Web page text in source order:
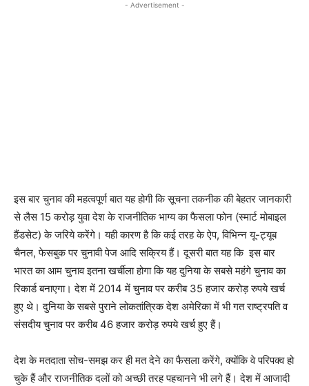
- Advertisement -
इस बार चुनाव की महत्वपूर्ण बात यह होगी कि सूचना तकनीक की बेहतर जानकारी
से लैस 15 करोड़ युवा देश के राजनीतिक भाग्य का फैसला फोन (स्मार्ट मोबाइल
हैंडसेट) के जरिये करेंगे। यही कारण है कि कई तरह के ऐप, विभिन्न यू-ट्यूब
चैनल, फेसबुक पर चुनावी पेज आदि सक्रिय हैं। दूसरी बात यह कि इस बार
भारत का आम चुनाव इतना खर्चीला होगा कि यह दुनिया के सबसे महंगे चुनाव का
रिकार्ड बनाएगा। देश में 2014 में चुनाव पर करीब 35 हजार करोड़ रुपये खर्च
हुए थे। दुनिया के सबसे पुराने लोकतांत्रिक देश अमेरिका में भी गत राष्ट्रपति व
संसदीय चुनाव पर करीब 46 हजार करोड़ रुपये खर्च हुए हैं।
देश के मतदाता सोच-समझ कर ही मत देने का फैसला करेंगे, क्योंकि वे परिपक्व हो
चुके हैं और राजनीतिक दलों को अच्छी तरह पहचानने भी लगे हैं। देश में आजादी